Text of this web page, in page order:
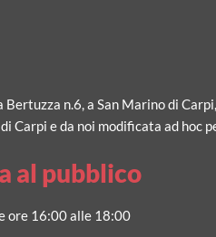
n.6, a San Marino di
Carpi e da noi modificata ad
al pubblico
ore 16:00 alle 18:00